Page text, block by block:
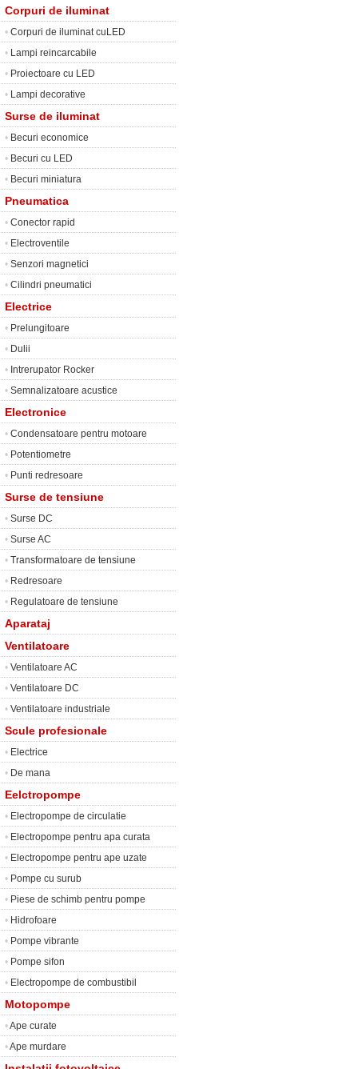
Corpuri de iluminat
• Corpuri de iluminat cuLED
• Lampi reincarcabile
• Proiectoare cu LED
• Lampi decorative
Surse de iluminat
• Becuri economice
• Becuri cu LED
• Becuri miniatura
Pneumatica
• Conector rapid
• Electroventile
• Senzori magnetici
• Cilindri pneumatici
Electrice
• Prelungitoare
• Dulii
• Intrerupator Rocker
• Semnalizatoare acustice
Electronice
• Condensatoare pentru motoare
• Potentiometre
• Punti redresoare
Surse de tensiune
• Surse DC
• Surse AC
• Transformatoare de tensiune
• Redresoare
• Regulatoare de tensiune
Aparataj
Ventilatoare
• Ventilatoare AC
• Ventilatoare DC
• Ventilatoare industriale
Scule profesionale
• Electrice
• De mana
Eelctropompe
• Electropompe de circulatie
• Electropompe pentru apa curata
• Electropompe pentru ape uzate
• Pompe cu surub
• Piese de schimb pentru pompe
• Hidrofoare
• Pompe vibrante
• Pompe sifon
• Electropompe de combustibil
Motopompe
•Ape curate
•Ape murdare